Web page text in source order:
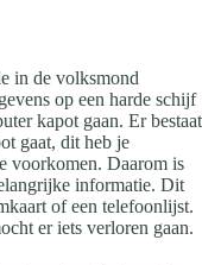
in de volksmond
op een harde schijf
kapot gaan. Er bestaat
gaat, dit heb je
voorkomen. Daarom is
informatie. Dit
of een telefoonlijst.
er iets verloren gaan.